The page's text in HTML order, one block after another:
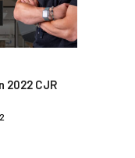
2022 CJR